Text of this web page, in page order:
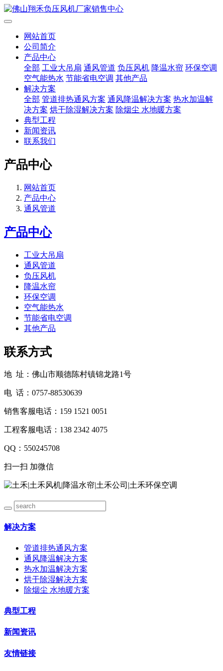
网站首页
公司简介
产品中心
全部 工业大吊扇 通风管道 负压风机 降温水帘 环保空调
空气能热水 节能省电空调 其他产品
解决方案
全部 管道排热通风方案 通风降温解决方案 热水加温解
决方案 烘干除湿解决方案 除烟尘 水地暖方案
典型工程
新闻资讯
联系我们
产品中心
网站首页
产品中心
通风管道
产品中心
工业大吊扇
通风管道
负压风机
降温水帘
环保空调
空气能热水
节能省电空调
其他产品
联系方式
地 址：佛山市顺德陈村镇锦龙路1号
电 话：0757-88530639
销售客服电话：159 1521 0051
工程客服电话：138 2342 4075
QQ：550245708
扫一扫 加微信
解决方案
管道排热通风方案
通风降温解决方案
热水加温解决方案
烘干除湿解决方案
除烟尘 水地暖方案
典型工程
新闻资讯
友情链接